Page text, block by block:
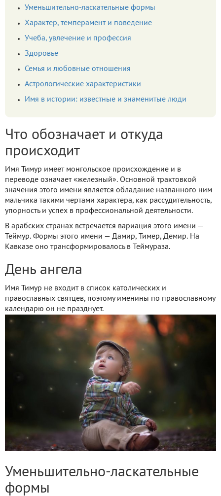
Уменьшительно-ласкательные формы
Характер, темперамент и поведение
Учеба, увлечение и профессия
Здоровье
Семья и любовные отношения
Астрологические характеристики
Имя в истории: известные и знаменитые люди
Что обозначает и откуда
происходит
Имя Тимур имеет монгольское происхождение и в
переводе означает «железный». Основной трактовкой
значения этого имени является обладание названного ним
мальчика такими чертами характера, как рассудительность,
упорность и успех в профессиональной деятельности.
В арабских странах встречается вариация этого имени —
Теймур. Формы этого имени — Дамир, Тимер, Демир. На
Кавказе оно трансформировалось в Теймураза.
День ангела
Имя Тимур не входит в список католических и
православных святцев, поэтому именины по православному
календарю он не празднует.
Уменьшительно-ласкательные
формы